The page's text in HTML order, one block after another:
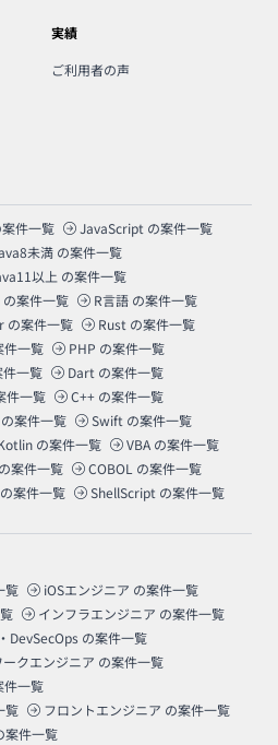
実績
ご利用者の声
案件一覧 JavaScript の案件一覧
未満 の案件一覧
以上 の案件一覧
の案件一覧 R言語 の案件一覧
の案件一覧 Rust の案件一覧
件一覧 PHP の案件一覧
件一覧 Dart の案件一覧
件一覧 C++ の案件一覧
の案件一覧 Swift の案件一覧
の案件一覧 VBA の案件一覧
の案件一覧 COBOL の案件一覧
の案件一覧 ShellScript の案件一覧
覧 iOSエンジニア の案件一覧
インフラエンジニア の案件一覧
DevSecOps の案件一覧
クエンジニア の案件一覧
件一覧
覧 フロントエンジニア の案件一覧
案件一覧